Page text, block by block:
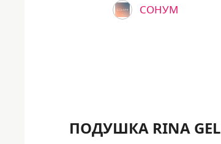
СОНУМ
ПОДУШКА RINA GEL